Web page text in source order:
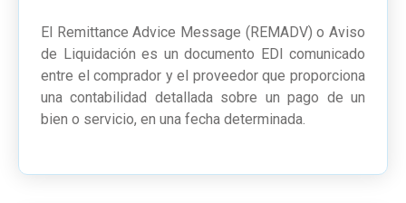
El Remittance Advice Message (REMADV) o Aviso
de Liquidación es un documento EDI comunicado
entre el comprador y el proveedor que proporciona
una contabilidad detallada sobre un pago de un
bien o servicio, en una fecha determinada.